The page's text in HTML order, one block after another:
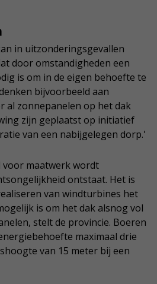
in uitzonderingsgevallen
door omstandigheden een
is om in de eigen behoefte te
bijvoorbeeld aan
al zonnepanelen op het dak
zijn geplaatst op initiatief
van een nabijgelegen dorp.'
voor maatwerk wordt
ontstaat. Het is
van windturbines het
is om het dak alsnog vol
stelt de provincie. Boeren
maximaal drie
van 15 meter bij een